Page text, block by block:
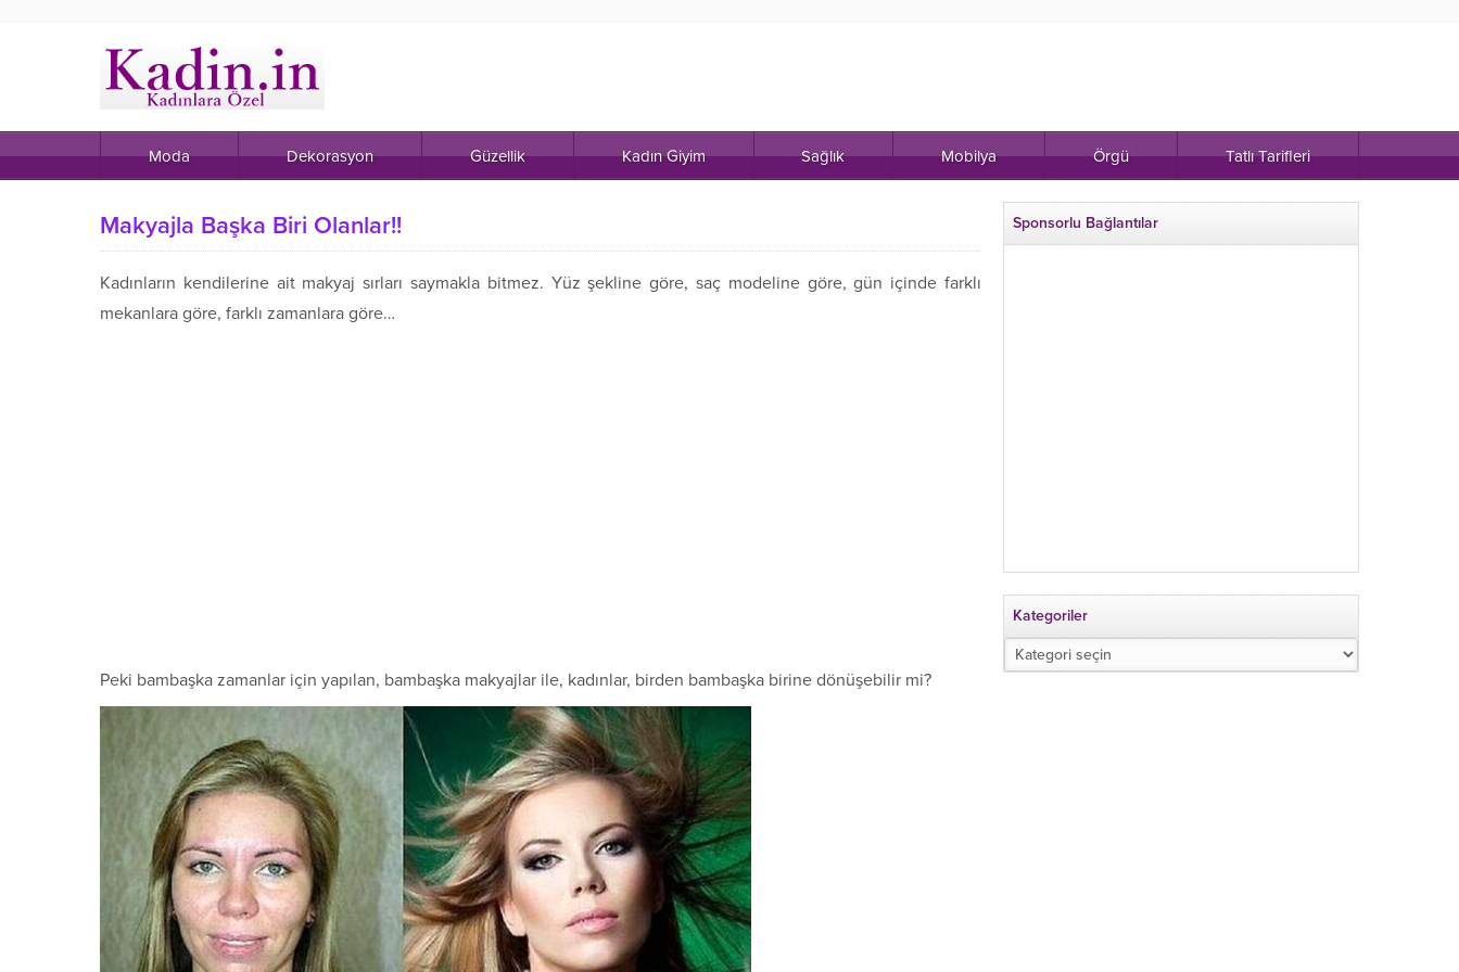
Moda Dekorasyon Güzellik Kadın Giyim Sağlık Mobilya Örgü Tatlı Tarifleri
Makyajla Başka Biri Olanlar!!
Kadınların kendilerine ait makyaj sırları saymakla bitmez. Yüz şekline göre, saç modeline göre, gün içinde farklı
mekanlara göre, farklı zamanlara göre…
Peki bambaşka zamanlar için yapılan, bambaşka makyajlar ile, kadınlar, birden bambaşka birine dönüşebilir mi?
Sponsorlu Bağlantılar
Kategoriler
Kategoriler